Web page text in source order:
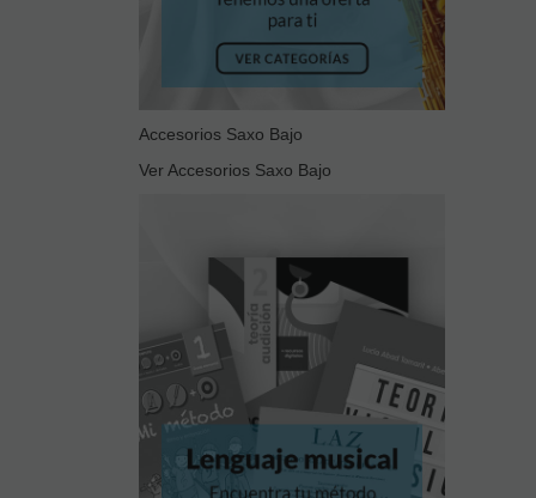
Accesorios Saxo Bajo
Ver Accesorios Saxo Bajo